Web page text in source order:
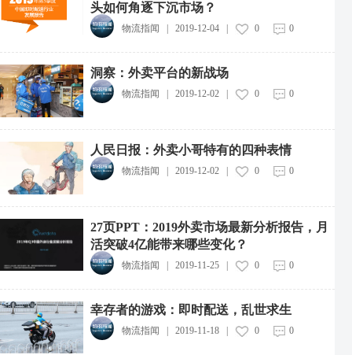
头如何角逐下沉市场？
物流指闻 2019-12-04| 0 0
洞察：外卖平台的新战场
物流指闻 2019-12-02| 0 0
人民日报：外卖小哥特有的四种表情
物流指闻 | 2019-12-02| 0 0
27页PPT：2019外卖市场最新分析报告，月
活突破4亿能带来哪些变化？
物流指闻 | 2019-11-25| 0 0
幸存者的游戏：即时配送，乱世求生
物流指闻 | 2019-11-18| 0 0
2026-08-07
中通快递粤港澳大湾区惠州转运中心投运
2026-08-07
中物流制造业供应链集成服务综合体项目开工
2026-08-07
广西12部门联合印发实施方案，推动快递包装绿色产品认证落地